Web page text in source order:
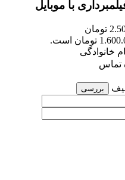
با موبایل
قیمت اصلی 2.500.000 تومان
خانوادگی
تماس
بررسی